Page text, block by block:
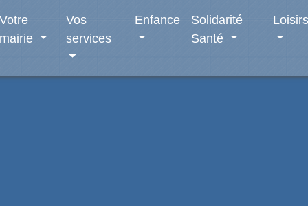
Votre
mairie
Vos
services
Enfance
Solidarité
Santé
Loisirs